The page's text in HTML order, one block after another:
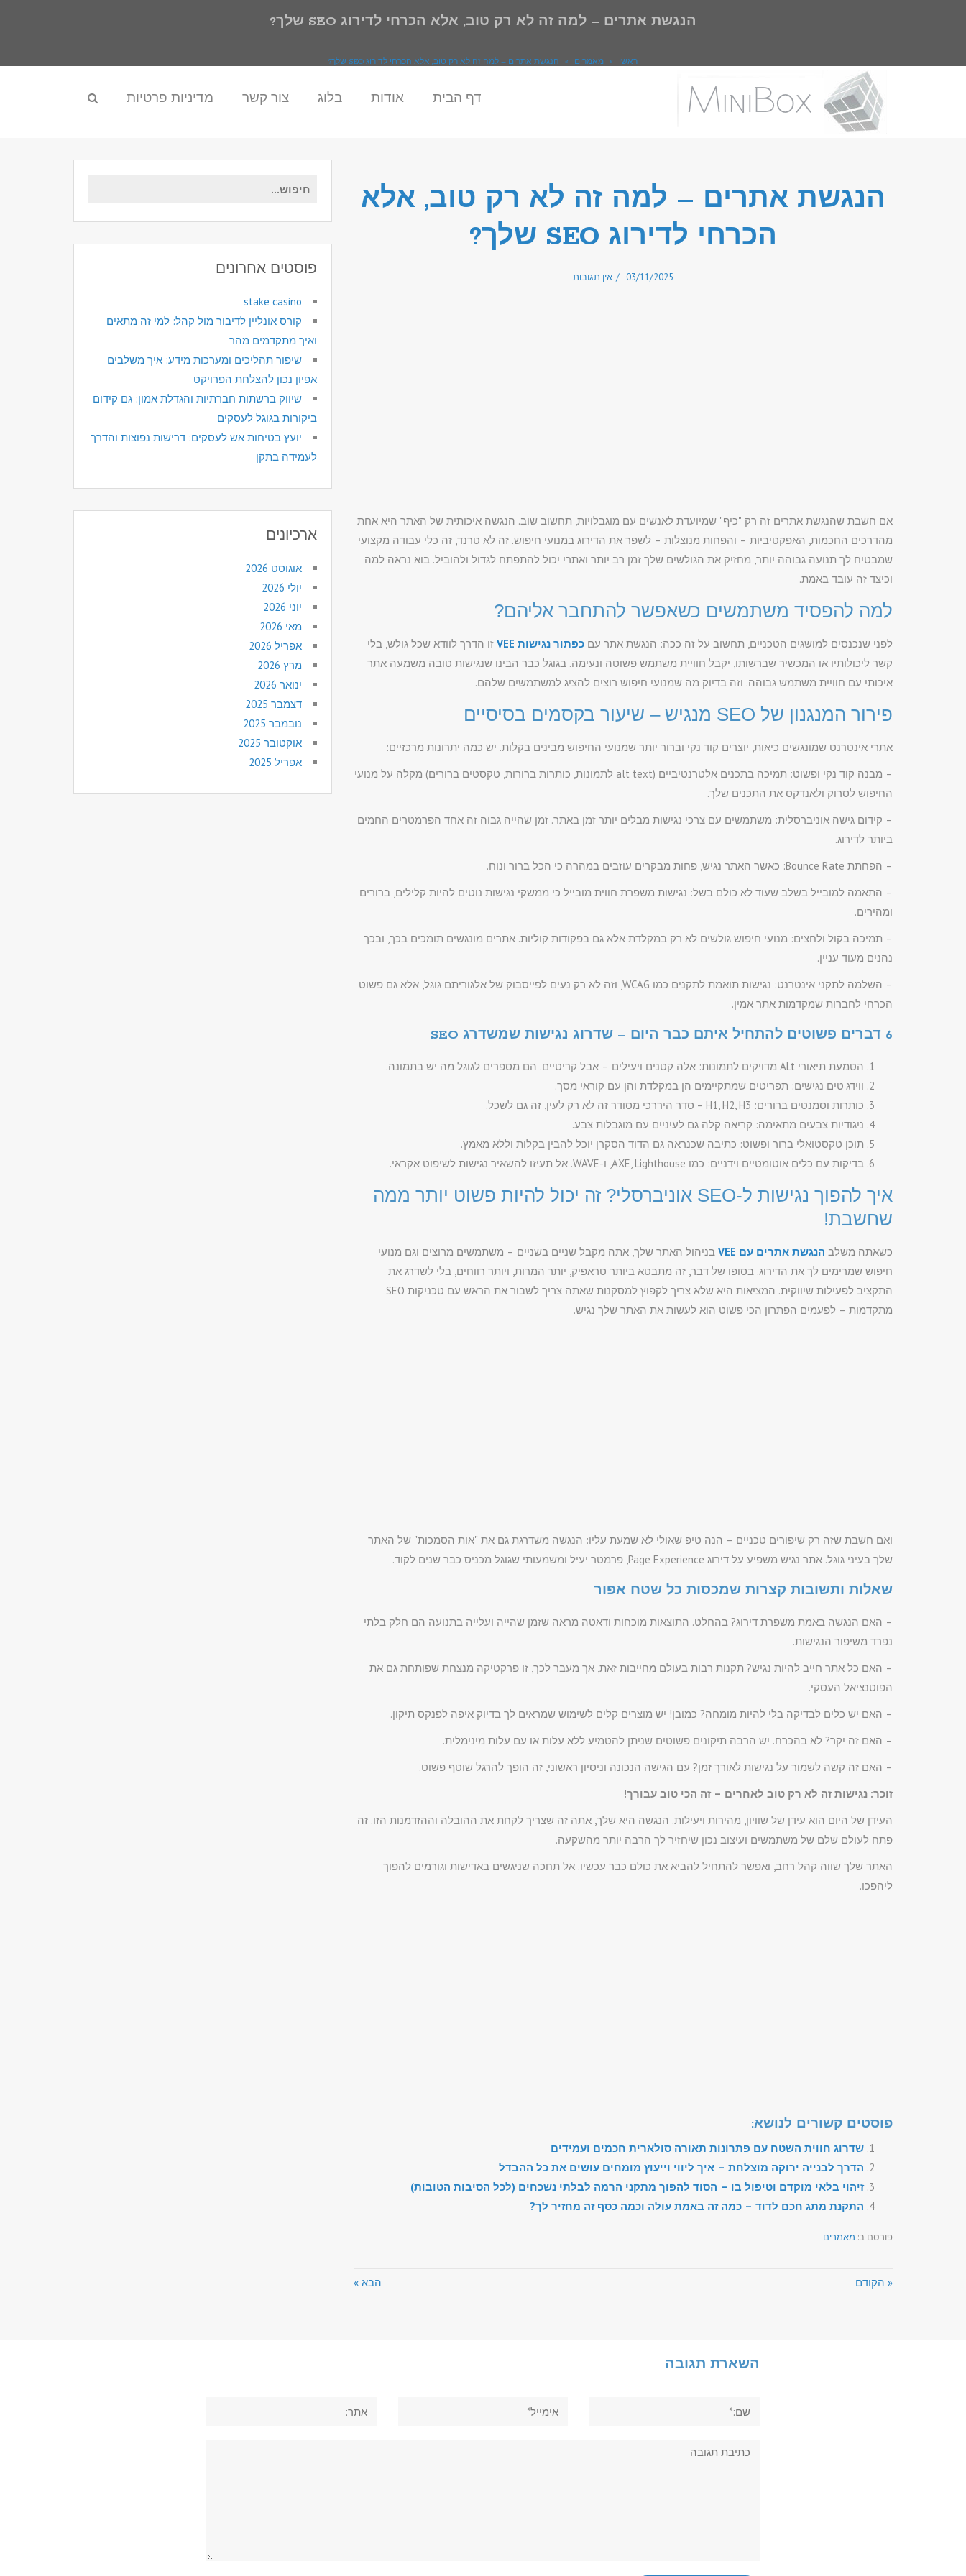
הנגשת אתרים – למה זה לא רק טוב, אלא הכרחי לדירוג SEO שלך?
ראשי » מאמרים » הנגשת אתרים – למה זה לא רק טוב, אלא הכרחי לדירוג SEO שלך?
דף הבית אודות בלוג צור קשר מדיניות פרטיות
הנגשת אתרים – למה זה לא רק טוב, אלא
הכרחי לדירוג SEO שלך?
03/11/2025 אין תגובות
אם חשבת שהנגשת אתרים זה רק "כיף" שמיועדת לאנשים עם מוגבלויות, תחשוב שוב. הנגשה איכותית של האתר היא אחת
מהדרכים החכמות, האפקטיביות – והפחות מנוצלות – לשפר את הדירוג במנועי חיפוש. זה לא טרנד, זה כלי עבודה מקצועי
שמבטיח לך תנועה גבוהה יותר, מחזיק את הגולשים שלך זמן רב יותר ואתרי יכול להתפתח לגדול ולהוביל. בוא נראה למה
וכיצד זה עובד באמת.
למה להפסיד משתמשים כשאפשר להתחבר אליהם?
לפני שנכנסים למושגים הטכניים, תחשוב על זה ככה: הנגשת אתר עם כפתור נגישות VEE
זו הדרך לוודא שכל גולש, בלי
קשר ליכולותיו או המכשיר שברשותו, יקבל חוויית משתמש פשוטה ונעימה. בגוגל כבר הבינו שנגישות טובה משמעה אתר
איכותי עם חוויית משתמש גבוהה. וזה בדיוק מה שמנועי חיפוש רוצים להציג למשתמשים שלהם.
פירור המנגנון של SEO מנגיש – שיעור בקסמים בסיסיים
אתרי אינטרנט שמונגשים כיאות, יוצרים קוד נקי וברור יותר שמנועי החיפוש מבינים בקלות. יש כמה יתרונות מרכזיים:
– מבנה קוד נקי ופשוט: תמיכה בתכנים אלטרנטיביים (alt text לתמונות, כותרות ברורות, טקסטים ברורים) מקלה על מנועי
החיפוש לסרוק ולאנדקס את התכנים שלך.
– קידום גישה אוניברסלית: משתמשים עם צרכי נגישות מבלים יותר זמן באתר. זמן שהייה גבוה זה אחד הפרמטרים החמים
ביותר לדירוג.
– הפחתת Bounce Rate: כאשר האתר נגיש, פחות מבקרים עוזבים במהרה כי הכל ברור ונוח.
– התאמה למובייל בשלב שעוד לא כולם בשל: נגישות משפרת חווית מובייל כי ממשקי נגישות נוטים להיות קלילים, ברורים
ומהירים.
– תמיכה בקול ולחצים: מנועי חיפוש גולשים לא רק במקלדת אלא גם בפקודות קוליות. אתרים מונגשים תומכים בכך, ובכך
נהנים מעוד עניין.
– השלמה לתקני אינטרנט: נגישות תואמת לתקנים כמו WCAG, וזה לא רק נעים לפייסבוק של אלגוריתם גוגל, אלא גם פשוט
הכרחי לחברות שמקדמות אתר אמין.
6 דברים פשוטים להתחיל איתם כבר היום – שדרוג נגישות שמשדרג SEO
הטמעת תיאורי ALt מדויקים לתמונות: אלה קטנים ויעילים – אבל קריטיים. הם מספרים לגוגל מה יש בתמונה.
ווידג'טים נגישים: תפריטים שמתקיימים הן במקלדת והן עם קוראי מסך.
כותרות וסמנטים ברורים: H1, H2, H3 – סדר היררכי מסודר זה לא רק לעין, זה גם לשכל.
ניגודיות צבעים מתאימה: קריאה קלה גם לעיניים עם מוגבלות צבע.
תוכן טקסטואלי ברור ופשוט: כתיבה שכנראה גם הדוד הסקרן יוכל להבין בקלות וללא מאמץ.
בדיקות עם כלים אוטומטיים וידניים: כמו AXE, Lighthouse, ו-WAVE. אל תעיזו להשאיר נגישות לשיפוט אקראי.
איך להפוך נגישות ל-SEO אוניברסלי? זה יכול להיות פשוט יותר ממה
שחשבת!
כשאתה משלב הנגשת אתרים עם VEE
בניהול האתר שלך, אתה מקבל שניים בשניים – משתמשים מרוצים וגם מנועי
חיפוש שמרימים לך את הדירוג. בסופו של דבר, זה מתבטא ביותר טראפיק, יותר המרות, ויותר רווחים, בלי לשדרג את
התקציב לפעילות שיווקית. המציאות היא שלא צריך לקפוץ למסקנות שאתה צריך לשבור את הראש עם טכניקות SEO
מתקדמות – לפעמים הפתרון הכי פשוט הוא לעשות את האתר שלך נגיש.
ואם חשבת שזה רק שיפורים טכניים – הנה טיפ שאולי לא שמעת עליו: הנגשה משדרגת גם את "אות הסמכות" של האתר
שלך בעיני גוגל. אתר נגיש משפיע על דירוג Page Experience, פרמטר יעיל ומשמעותי שגוגל מכניס כבר שנים לקוד.
שאלות ותשובות קצרות שמכסות כל שטח אפור
– האם הנגשה באמת משפרת דירוג? בהחלט. התוצאות מוכחות ודאטה מראה שזמן שהייה ועלייה בתנועה הם חלק בלתי
נפרד משיפור הנגישות.
– האם כל אתר חייב להיות נגיש? תקנות רבות בעולם מחייבות זאת, אך מעבר לכך, זו פרקטיקה מנצחת שפותחת גם את
הפוטנציאל העסקי.
– האם יש כלים לבדיקה בלי להיות מומחה? כמובן! יש מוצרים קלים לשימוש שמראים לך בדיוק איפה לפנקס תיקון.
– האם זה יקר? לא בהכרח. יש הרבה תיקונים פשוטים שניתן להטמיע ללא עלות או עם עלות מינימלית.
– האם זה קשה לשמור על נגישות לאורך זמן? עם הגישה הנכונה וניסיון ראשוני, זה הופך להרגל שוטף פשוט.
זוכר: נגישות זה לא רק טוב לאחרים – זה הכי טוב עבורך!
העידן של היום הוא עידן של שוויון, מהירות ויעילות. הנגשה היא שלך, אתה זה שצריך לקחת את ההובלה וההזדמנות הזו. זה
פתח לעולם שלם של משתמשים ועיצוב נכון שיחזיר לך הרבה יותר מהשקעה.
האתר שלך שווה קהל רחב, ואפשר להתחיל להביא את כולם כבר עכשיו. אל תחכה שניגשים באדישות וגורמים להפוך
ליהפכו.
פוסטים קשורים לנושא:
שדרוג חווית השטח עם פתרונות תאורה סולארית חכמים ועמידים
הדרך לבנייה ירוקה מוצלחת – איך ליווי וייעוץ מומחים עושים את כל ההבדל
זיהוי בלאי מוקדם וטיפול בו – הסוד להפוך מתקני הרמה לבלתי נשכחים (לכל הסיבות הטובות)
התקנת מתג חכם לדוד – כמה זה באמת עולה וכמה כסף זה מחזיר לך?
פורסם ב: מאמרים
« הקודם הבא »
חיפוש
פוסטים אחרונים
stake casino
קורס אונליין לדיבור מול קהל: למי זה מתאים
ואיך מתקדמים מהר
שיפור תהליכים ומערכות מידע: איך משלבים
אפיון נכון להצלחת הפרויקט
שיווק ברשתות חברתיות והגדלת אמון: גם קידום
ביקורות בגוגל לעסקים
יועץ בטיחות אש לעסקים: דרישות נפוצות והדרך
לעמידה בתקן
ארכיונים
אוגוסט 2026
יולי 2026
יוני 2026
מאי 2026
אפריל 2026
מרץ 2026
ינואר 2026
דצמבר 2025
נובמבר 2025
אוקטובר 2025
אפריל 2025
השארת תגובה